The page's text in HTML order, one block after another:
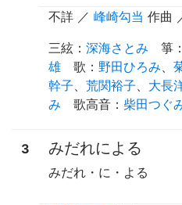
不詳 ／ 峰崎勾当 作曲
三絃 ： 深海さとみ 箏 ：
雄
歌 ： 野田ひろみ、
幹子、 荒関裕子、 大長
み
歌高音 ： 柴田つぐ
3 みだれによる
みだれ・に・よる